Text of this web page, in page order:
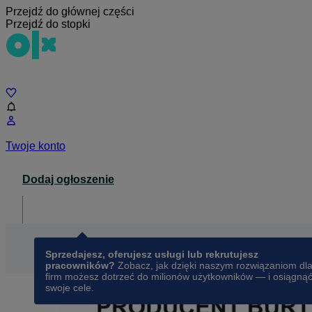
Przejdź do głównej części
Przejdź do stopki
Twoje konto
Dodaj ogłoszenie
Sprzedajesz, oferujesz usługi lub rekrutujesz
pracowników? Zobacz, jak dzięki naszym rozwiązaniom dla
firm możesz dotrzeć do milionów użytkowników — i osiągnąć
swoje cele.